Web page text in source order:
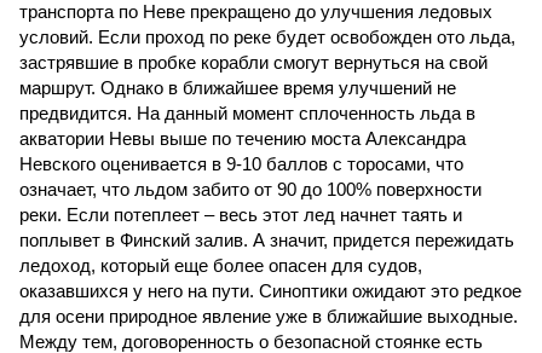
транспорта по Неве прекращено до улучшения ледовых
условий. Если проход по реке будет освобожден ото льда,
застрявшие в пробке корабли смогут вернуться на свой
маршрут. Однако в ближайшее время улучшений не
предвидится. На данный момент сплоченность льда в
акватории Невы выше по течению моста Александра
Невского оценивается в 9-10 баллов с торосами, что
означает, что льдом забито от 90 до 100% поверхности
реки. Если потеплеет – весь этот лед начнет таять и
поплывет в Финский залив. А значит, придется пережидать
ледоход, который еще более опасен для судов,
оказавшихся у него на пути. Синоптики ожидают это редкое
для осени природное явление уже в ближайшие выходные.
Между тем, договоренность о безопасной стоянке есть